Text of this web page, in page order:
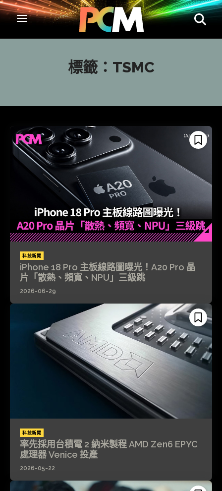
標籤： TSMC
科技新聞
iPhone 18 Pro 主板線路圖曝光！A20 Pro 晶
片「散熱、頻寬、NPU」三級跳
2026-06-29
科技新聞
率先採用台積電 2 納米製程 AMD Zen6 EPYC
處理器 Venice 投產
2026-05-22